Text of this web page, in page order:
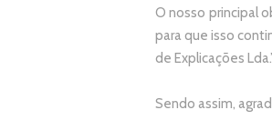
O nosso principal
para que isso
de Explicações Lda.
Sendo assim,